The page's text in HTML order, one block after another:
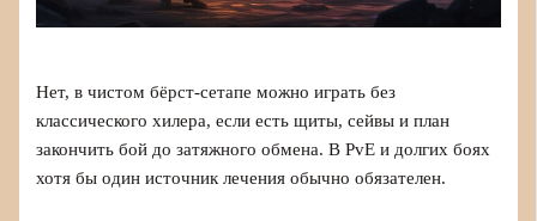
Нет, в чистом бёрст-сетапе можно играть без
классического хилера, если есть щиты, сейвы и план
закончить бой до затяжного обмена. В PvE и долгих боях
хотя бы один источник лечения обычно обязателен.